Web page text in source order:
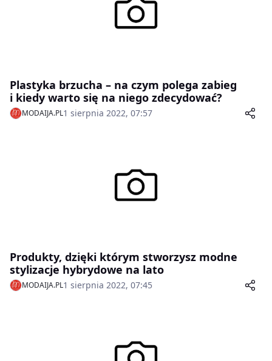
Plastyka brzucha – na czym polega zabieg
i kiedy warto się na niego zdecydować?
MODAIJA.PL1 sierpnia 2022, 07:57
Produkty, dzięki którym stworzysz modne
stylizacje hybrydowe na lato
MODAIJA.PL1 sierpnia 2022, 07:45